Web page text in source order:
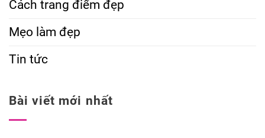
Cách trang điểm đẹp
Mẹo làm đẹp
Tin tức
Bài viết mới nhất